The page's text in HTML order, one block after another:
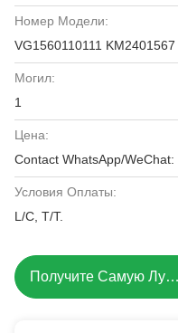
Номер Модели:
VG1560110111 KM2401567
Могил:
1
Цена:
Contact WhatsApp/
Условия Оплаты:
L/C, T/T.
Получите Самую Лучшую Цену